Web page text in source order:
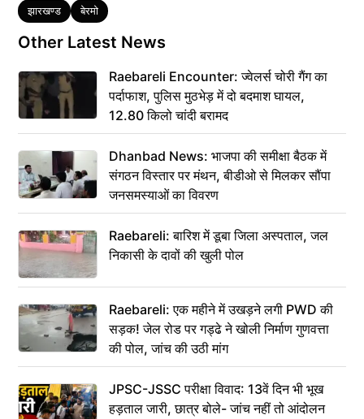
Tags
झारखण्ड बेरमो
Other Latest News
Raebareli Encounter: ज्वेलर्स चोरी गैंग का
पर्दाफाश, पुलिस मुठभेड़ में दो बदमाश घायल,
12.80 किलो चांदी बरामद
Dhanbad News: भाजपा की समीक्षा बैठक में
संगठन विस्तार पर मंथन, बीडीओ से मिलकर सौंपा
जनसमस्याओं का विवरण
Raebareli: बारिश में डूबा जिला अस्पताल, जल
निकासी के दावों की खुली पोल
Raebareli: एक महीने में उखड़ने लगी PWD की
सड़क! जेल रोड पर गड्ढे ने खोली निर्माण गुणवत्ता
की पोल, जांच की उठी मांग
JPSC-JSSC परीक्षा विवाद: 13वें दिन भी भूख
हड़ताल जारी, छात्र बोले- जांच नहीं तो आंदोलन